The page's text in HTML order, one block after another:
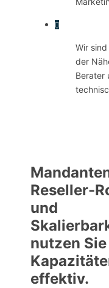
Wir
der
Berater
Reseller-
und
nutzen
effektiv.